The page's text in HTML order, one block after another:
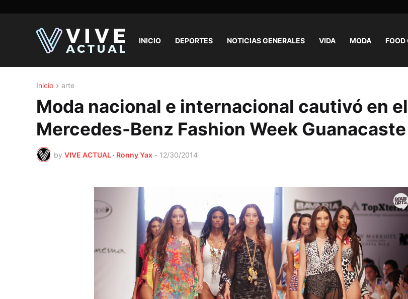
INICIO DEPORTES NOTICIAS GENERALES VIDA MODA FOOD
Inicio arte
Moda nacional e internacional cautivó en el
Mercedes-Benz Fashion Week Guanacaste
by VIVE ACTUAL · Ronny Yax - 12/30/2014